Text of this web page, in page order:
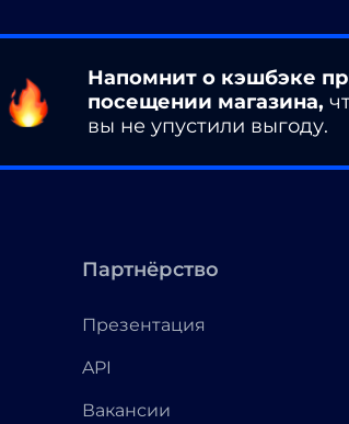
Напомнит о кэшбэке
посещении магазина,
вы не упустили выгоду.
Партнёрство
Презентация
API
Вакансии